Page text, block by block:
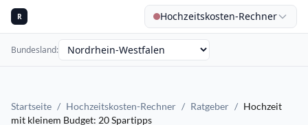
R Hochzeitskosten-Rechner
Bundesland:
Startseite / Hochzeitskosten-Rechner / Ratgeber / Hochzeit
mit kleinem Budget: 20 Spartipps